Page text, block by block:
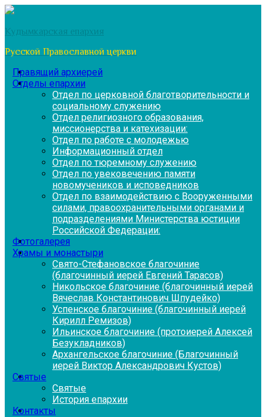
Перейти
содержимому
Кудымкарская епархия
Русской Православной церкви
Правящий архиерей
Отделы епархии
Отдел по церковной благотворительности и
социальному служению
Отдел религиозного образования,
миссионерства и катехизации:
Отдел по работе с молодежью
Информационный отдел
Отдел по тюремному служению
Отдел по увековечению памяти
новомучеников и исповедников
Отдел по взаимодействию с Вооруженными
силами, правоохранительными органами и
подразделениями Министерства юстиции
Российской Федерации:
Фотогалерея
Храмы и монастыри
Свято-Стефановское благочиние
(благочинный иерей Евгений Тарасов)
Никольское благочиние (благочинный иерей
Вячеслав Константинович Шпудейко)
Успенское благочиние (благочинный иерей
Кирилл Ремизов)
Ильинское благочиние (протоиерей Алексей
Безукладников)
Архангельское благочиние (Благочинный
иерей Виктор Александрович Кустов)
Святые
Святые
История епархии
Контакты